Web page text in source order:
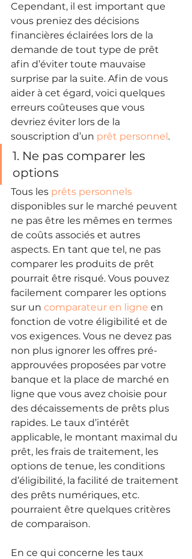
Cependant, il est important que
vous preniez des décisions
financières éclairées lors de la
demande de tout type de prêt
afin d’éviter toute mauvaise
surprise par la suite. Afin de vous
aider à cet égard, voici quelques
erreurs coûteuses que vous
devriez éviter lors de la
souscription d’un prêt personnel.
1. Ne pas comparer les
options
Tous les prêts personnels
disponibles sur le marché peuvent
ne pas être les mêmes en termes
de coûts associés et autres
aspects. En tant que tel, ne pas
comparer les produits de prêt
pourrait être risqué. Vous pouvez
facilement comparer les options
sur un comparateur en ligne en
fonction de votre éligibilité et de
vos exigences. Vous ne devez pas
non plus ignorer les offres pré-
approuvées proposées par votre
banque et la place de marché en
ligne que vous avez choisie pour
des décaissements de prêts plus
rapides. Le taux d’intérêt
applicable, le montant maximal du
prêt, les frais de traitement, les
options de tenue, les conditions
d’éligibilité, la facilité de traitement
des prêts numériques, etc.
pourraient être quelques critères
de comparaison.
En ce qui concerne les taux